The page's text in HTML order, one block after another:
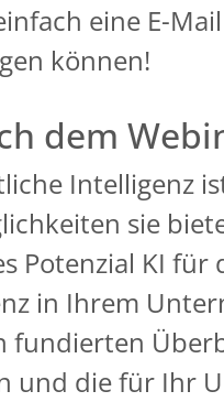
eine E-
können!
dem
Intelligenz
sie
Potenzial KI
in Ihrem
fundierten
und die für Ihr